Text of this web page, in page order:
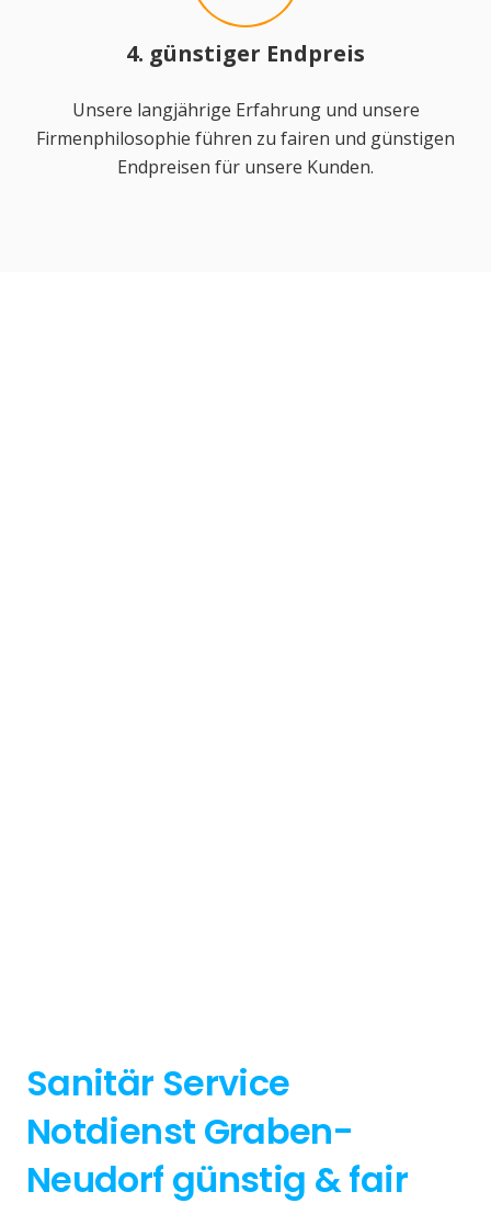
4. günstiger Endpreis
Unsere langjährige Erfahrung und unsere
Firmenphilosophie führen zu fairen und günstigen
Endpreisen für unsere Kunden.
Sanitär Service
Notdienst Graben-
Neudorf günstig & fair